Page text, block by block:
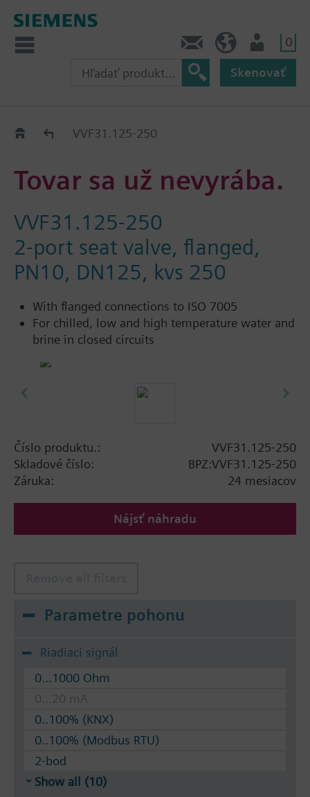
0
Skenovať
Old2NewVVF31.125-250
Tovar sa už nevyrába.
VVF31.125-250
2-port seat valve, flanged,
PN10, DN125, kvs 250
With flanged connections to ISO 7005
For chilled, low and high temperature water and
brine in closed circuits
Číslo produktu.:
VVF31.125-250
Skladové číslo:
BPZ:VVF31.125-250
Záruka:
24 mesiacov
Nájsť náhradu
Parametre pohonu
Riadiaci signál
0...1000 Ohm
0...20 mA
0..100% (KNX)
0..100% (Modbus RTU)
2-bod
Show all (10)